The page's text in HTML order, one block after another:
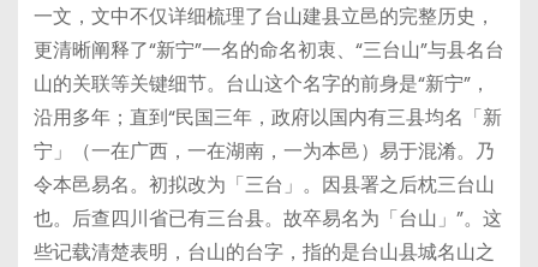
一文，文中不仅详细梳理了台山建县立邑的完整历史，
更清晰阐释了“新宁”一名的命名初衷、“三台山”与县名台
山的关联等关键细节。台山这个名字的前身是“新宁”，
沿用多年；直到“民国三年，政府以国内有三县均名「新
宁」（一在广西，一在湖南，一为本邑）易于混淆。乃
令本邑易名。初拟改为「三台」。因县署之后枕三台山
也。后查四川省已有三台县。故卒易名为「台山」”。这
些记载清楚表明，台山的台字，指的是台山县城名山之